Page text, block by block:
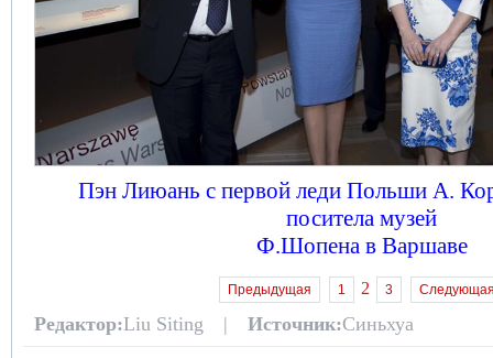
Пэн Лиюань с первой леди Польши А.
поситела музей
Ф.Шопена в Варшаве
Предыдущая 1 2 3
Редактор:Liu Siting | Источник:Синьхуа